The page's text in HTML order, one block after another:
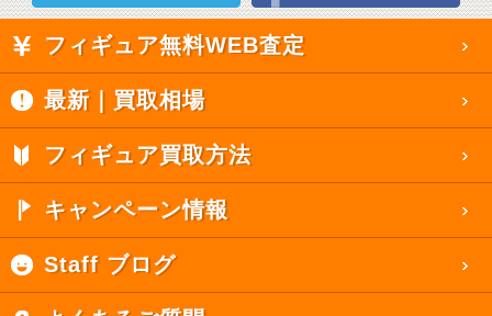
フィギュア無料WEB査定
最新｜買取相場
フィギュア買取方法
キャンペーン情報
Staff ブログ